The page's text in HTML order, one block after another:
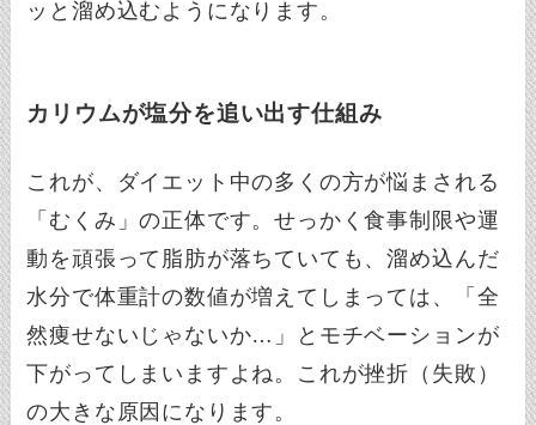
ッと溜め込むようになります。
カリウムが塩分を追い出す仕組み
これが、ダイエット中の多くの方が悩まされる
「むくみ」の正体です。せっかく食事制限や運
動を頑張って脂肪が落ちていても、溜め込んだ
水分で体重計の数値が増えてしまっては、「全
然痩せないじゃないか…」とモチベーションが
下がってしまいますよね。これが挫折（失敗）
の大きな原因になります。